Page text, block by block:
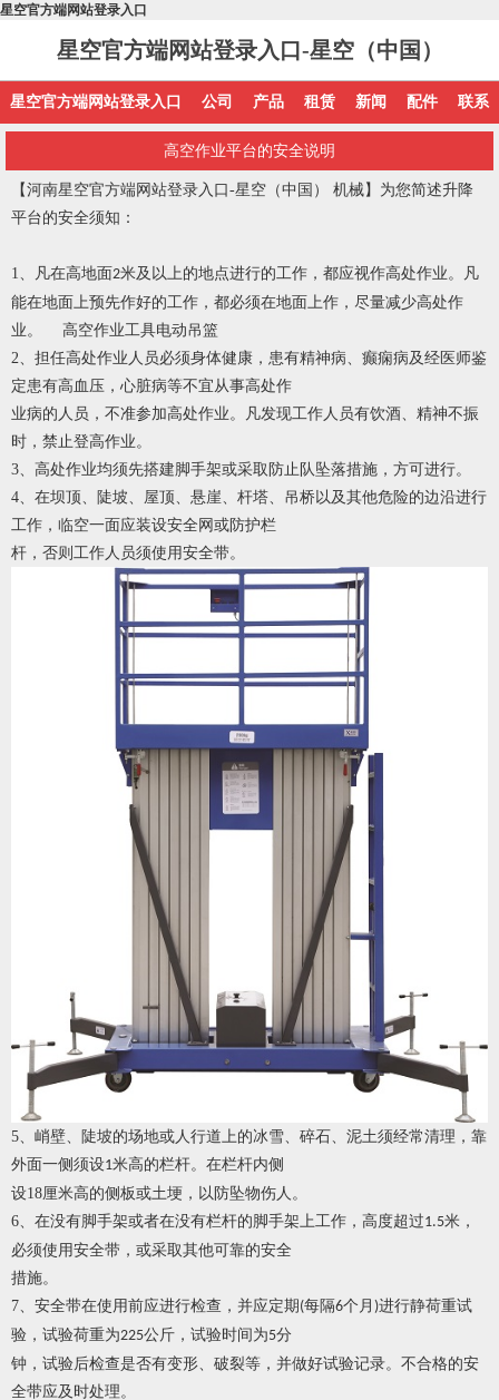
星空官方端网站登录入口
星空官方端网站登录入口-星空（中国）
星空官方端网站登录入口 公司 产品 租赁 新闻 配件 联系
高空作业平台的安全说明
【河南星空官方端网站登录入口-星空（中国） 机械】为您简述升降
平台的安全须知：
1、凡在高地面2米及以上的地点进行的工作，都应视作高处作业。凡
能在地面上预先作好的工作，都必须在地面上作，尽量减少高处作
业。 高空作业工具电动吊篮
2、担任高处作业人员必须身体健康，患有精神病、癫痫病及经医师鉴
定患有高血压，心脏病等不宜从事高处作
业病的人员，不准参加高处作业。凡发现工作人员有饮酒、精神不振
时，禁止登高作业。
3、高处作业均须先搭建脚手架或采取防止队坠落措施，方可进行。
4、在坝顶、陡坡、屋顶、悬崖、杆塔、吊桥以及其他危险的边沿进行
工作，临空一面应装设安全网或防护栏
杆，否则工作人员须使用安全带。
5、峭壁、陡坡的场地或人行道上的冰雪、碎石、泥土须经常清理，靠
外面一侧须设1米高的栏杆。在栏杆内侧
设18厘米高的侧板或土埂，以防坠物伤人。
6、在没有脚手架或者在没有栏杆的脚手架上工作，高度超过1.5米，
必须使用安全带，或采取其他可靠的安全
措施。
7、安全带在使用前应进行检查，并应定期 (每隔6个月 )进行静荷重试
验，试验荷重为225公斤，试验时间为5分
钟，试验后检查是否有变形、破裂等，并做好试验记录。不合格的安
全带应及时处理。